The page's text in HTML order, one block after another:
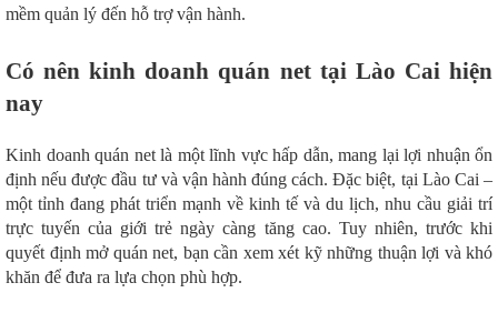
mềm quản lý đến hỗ trợ vận hành.
Có nên kinh doanh quán net tại Lào Cai hiện
nay
Kinh doanh quán net là một lĩnh vực hấp dẫn, mang lại lợi nhuận ổn
định nếu được đầu tư và vận hành đúng cách. Đặc biệt, tại Lào Cai –
một tỉnh đang phát triển mạnh về kinh tế và du lịch, nhu cầu giải trí
trực tuyến của giới trẻ ngày càng tăng cao. Tuy nhiên, trước khi
quyết định mở quán net, bạn cần xem xét kỹ những thuận lợi và khó
khăn để đưa ra lựa chọn phù hợp.